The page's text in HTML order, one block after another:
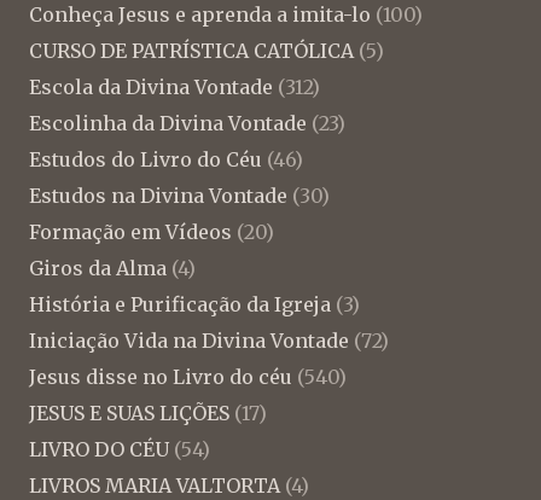
Conheça Jesus e aprenda a imita-lo (100)
CURSO DE PATRÍSTICA CATÓLICA (5)
Escola da Divina Vontade (312)
Escolinha da Divina Vontade (23)
Estudos do Livro do Céu (46)
Estudos na Divina Vontade (30)
Formação em Vídeos (20)
Giros da Alma (4)
História e Purificação da Igreja (3)
Iniciação Vida na Divina Vontade (72)
Jesus disse no Livro do céu (540)
JESUS E SUAS LIÇÕES (17)
LIVRO DO CÉU (54)
LIVROS MARIA VALTORTA (4)